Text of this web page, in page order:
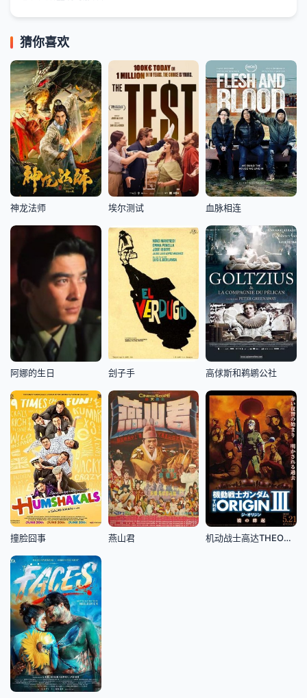
猜你喜欢
神龙法师 埃尔测试 血脉相连
阿娜的生日 刽子手 高俅斯和鹈鹕公社
撞脸囧事 燕山君 机动战士高达THEORIGINⅢ破晓起义